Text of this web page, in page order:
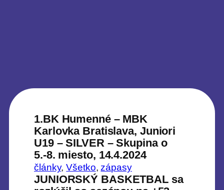
1.BK Humenné – MBK
Karlovka Bratislava, Juniori
U19 – SILVER – Skupina o
5.-8. miesto, 14.4.2024
články, Všetko, zápasy
JUNIORSKÝ BASKETBAL sa